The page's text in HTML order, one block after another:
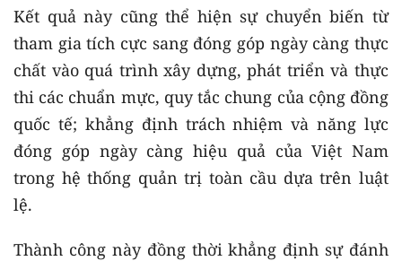
Kết quả này cũng thể hiện sự chuyển biến từ
tham gia tích cực sang đóng góp ngày càng thực
chất vào quá trình xây dựng, phát triển và thực
thi các chuẩn mực, quy tắc chung của cộng đồng
quốc tế; khẳng định trách nhiệm và năng lực
đóng góp ngày càng hiệu quả của Việt Nam
trong hệ thống quản trị toàn cầu dựa trên luật
lệ.
Thành công này đồng thời khẳng định sự đánh